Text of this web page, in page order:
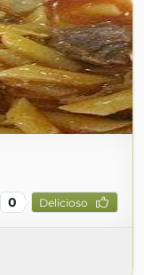
0 Delicioso